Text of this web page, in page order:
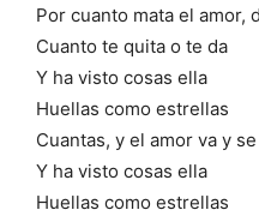
Por cuanto mata el amor,
Cuanto te quita o te da
Y ha visto cosas ella
Huellas como estrellas
Cuantas, y el amor va y
Y ha visto cosas ella
Huellas como estrellas